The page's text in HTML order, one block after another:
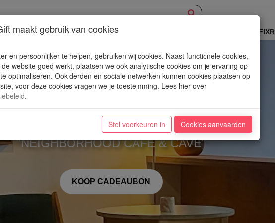
AANBOD NIEUWE PLEKJES TABLEFIXR
Albertini
"NEIGHBORHOOD CAFÉ & CAVE"
KOOP CADEAUBON
maakt gebruik van cookies
en persoonlijker te helpen, gebruiken wij cookies. Naast functionele cookies,
website goed werkt, plaatsen we ook analytische cookies om je ervaring op
optimaliseren. Ook derden en sociale netwerken kunnen cookies plaatsen op
voor deze cookies vragen we je toestemming. Lees hier over
.
Stel voorkeuren in Cookies aanvaarden